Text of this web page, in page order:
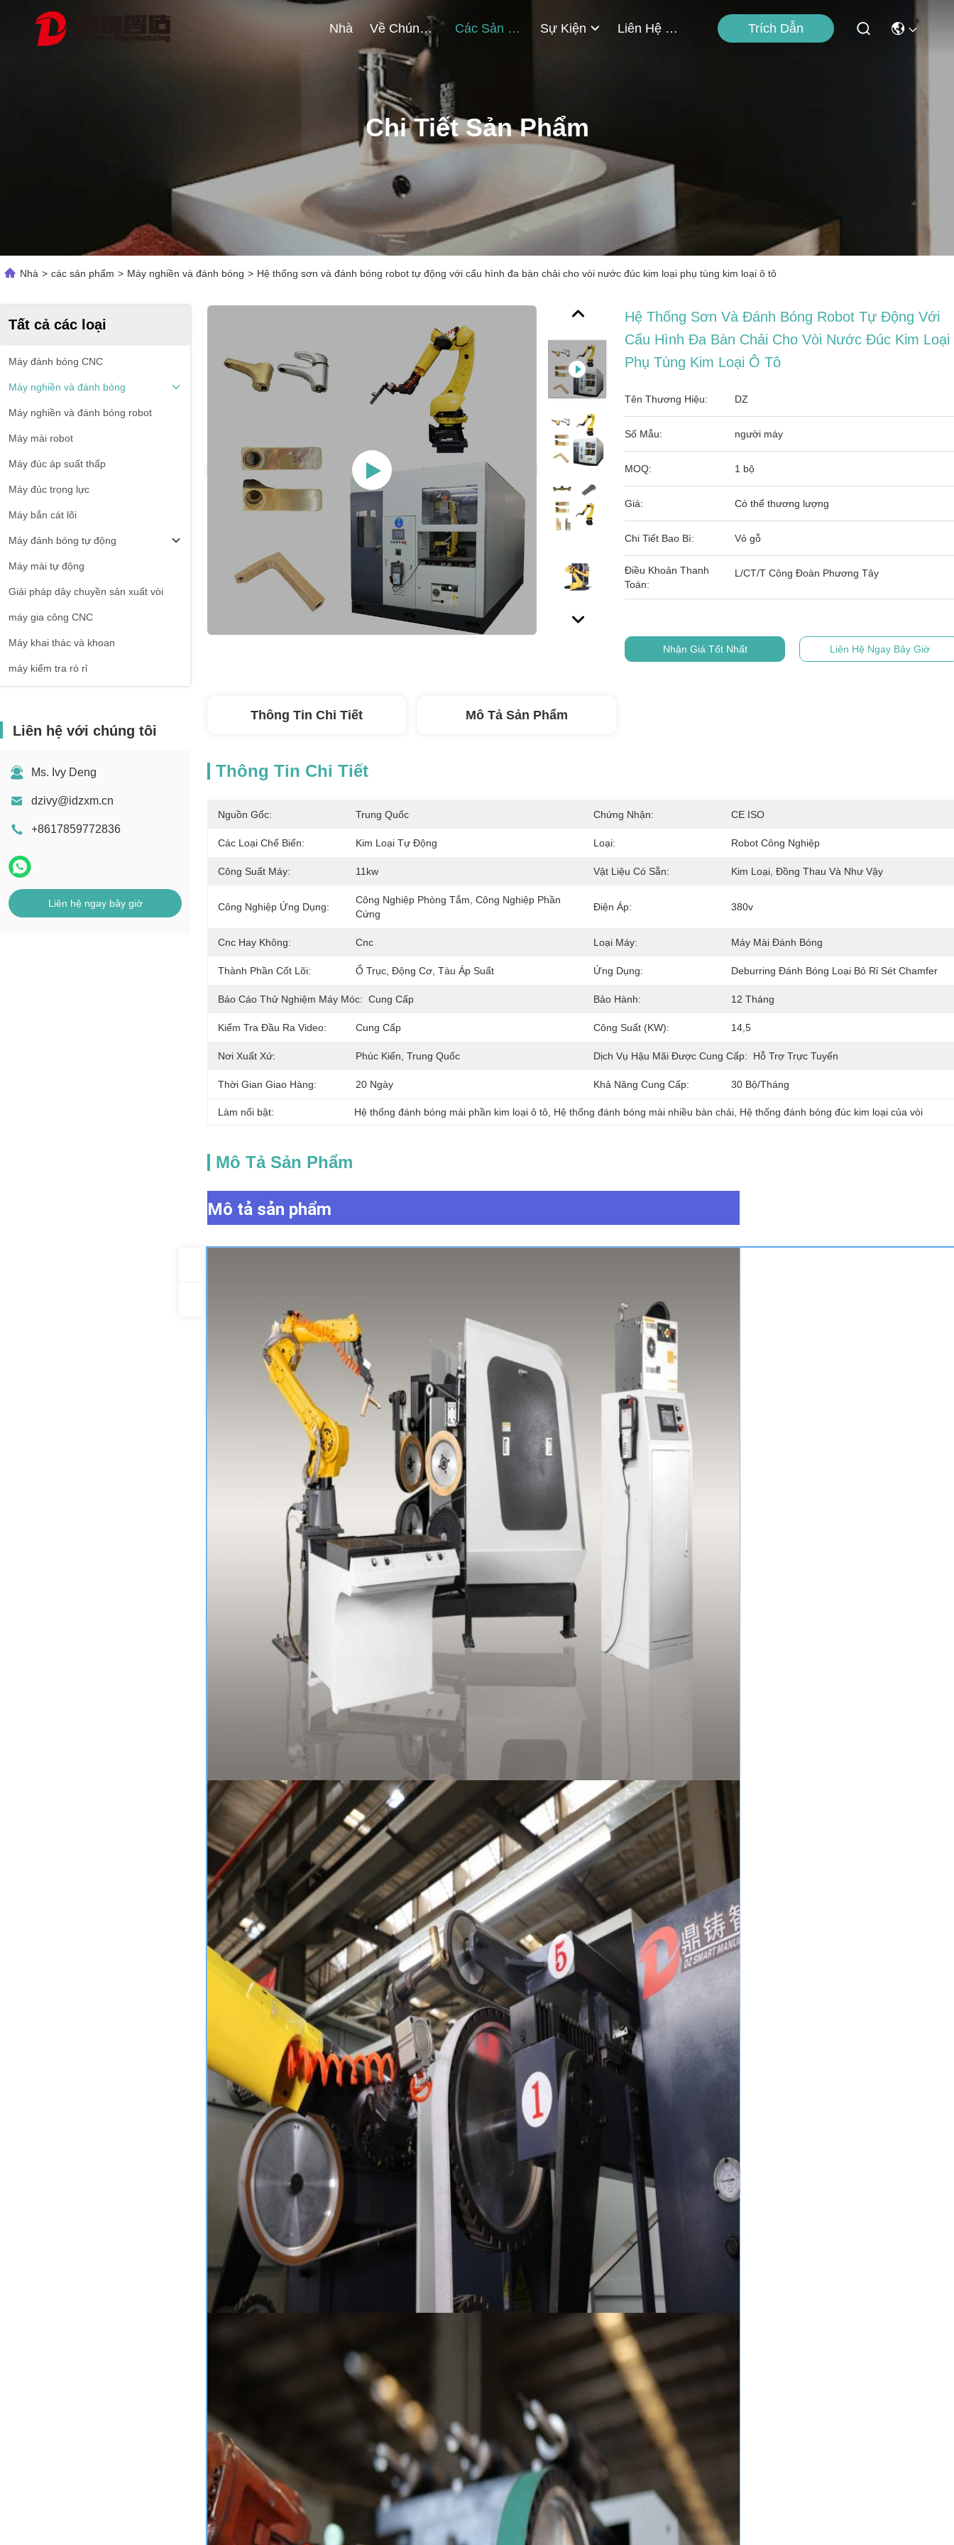
Nhà Về Chúng Tôi Các Sản Phẩm Sự Kiện Liên Hệ Với Chúng Tôi Trích Dẫn
Chi Tiết Sản Phẩm
Nhà > các sản phẩm > Máy nghiền và đánh bóng > Hệ thống sơn và đánh bóng robot tự động với cấu hình đa bàn chải cho vòi nước đúc kim loại phụ tùng kim loại ô tô
Tất cả các loại
Máy đánh bóng CNC
Máy nghiền và đánh bóng
Máy nghiền và đánh bóng robot
Máy mài robot
Máy đúc áp suất thấp
Máy đúc trọng lực
Máy bắn cát lõi
Máy đánh bóng tự động
Máy mài tự động
Giải pháp dây chuyền sản xuất vòi
máy gia công CNC
Máy khai thác và khoan
máy kiểm tra rò rỉ
Liên hệ với chúng tôi
Ms. Ivy Deng
dzivy@idzxm.cn
+8617859772836
Liên hệ ngay bây giờ
Hệ Thống Sơn Và Đánh Bóng Robot Tự Động Với
Cấu Hình Đa Bàn Chải Cho Vòi Nước Đúc Kim Loại
Phụ Tùng Kim Loại Ô Tô
Tên Thương Hiệu: DZ
Số Mẫu: người máy
MOQ: 1 bộ
Giá: Có thể thương lượng
Chi Tiết Bao Bì: Vỏ gỗ
Điều Khoản Thanh
Toán:
L/CT/T Công Đoàn Phương Tây
Nhận Giá Tốt Nhất Liên Hệ Ngay Bây Giờ
Thông Tin Chi Tiết Mô Tả Sản Phẩm
Thông Tin Chi Tiết
Nguồn Gốc: Trung Quốc Chứng Nhận: CE ISO
Các Loại Chế Biến: Kim Loại Tự Động Loại: Robot Công Nghiệp
Công Suất Máy: 11kw Vật Liệu Có Sẵn: Kim Loại, Đồng Thau Và Như Vậy
Công Nghiệp Ứng Dụng:
Công Nghiệp Phòng Tắm, Công Nghiệp Phần
Cứng
Điện Áp: 380v
Cnc Hay Không: Cnc Loại Máy: Máy Mài Đánh Bóng
Thành Phần Cốt Lõi: Ổ Trục, Động Cơ, Tàu Áp Suất Ứng Dụng: Deburring Đánh Bóng Loại Bỏ Rỉ Sét Chamfer
Báo Cáo Thử Nghiệm Máy Móc: Cung Cấp Bảo Hành: 12 Tháng
Kiểm Tra Đầu Ra Video: Cung Cấp Công Suất (kW): 14,5
Nơi Xuất Xứ: Phúc Kiến, Trung Quốc Dịch Vụ Hậu Mãi Được Cung Cấp: Hỗ Trợ Trực Tuyến
Thời Gian Giao Hàng: 20 Ngày Khả Năng Cung Cấp: 30 Bộ/tháng
Làm nổi bật: Hệ thống đánh bóng mài phần kim loại ô tô Hệ thống đánh bóng mài nhiều bàn chải Hệ thống đánh bóng đúc kim loại của vòi
Mô Tả Sản Phẩm
Mô tả sản phẩm